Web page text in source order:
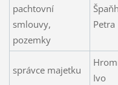
pachtovní
smlouvy,
pozemky
Petra
správce majetku
Ivo